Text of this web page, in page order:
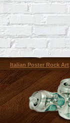
Italian Poster Rock Art